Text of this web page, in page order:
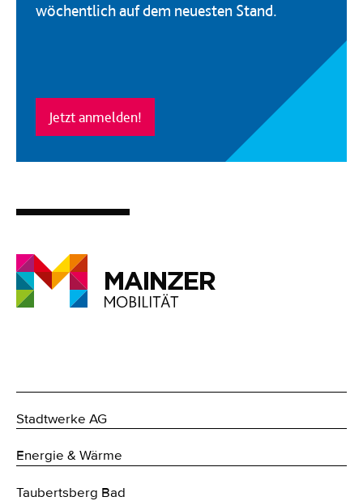
wöchentlich auf dem neuesten Stand.
Jetzt anmelden!
Stadtwerke AG
Energie & Wärme
Taubertsberg Bad